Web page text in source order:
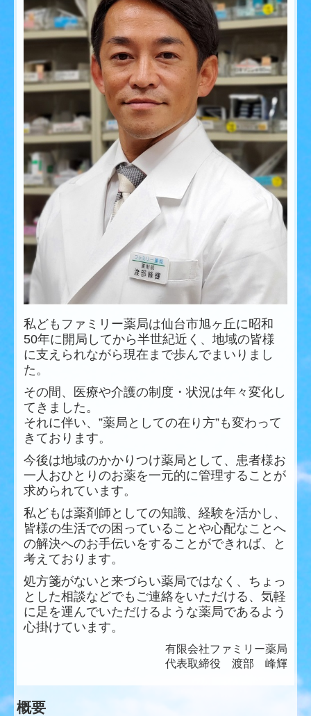
私どもファミリー薬局は仙台市旭ヶ丘に昭和
50年に開局してから半世紀近く、地域の皆様
に支えられながら現在まで歩んでまいりまし
た。
その間、医療や介護の制度・状況は年々変化し
てきました。
それに伴い、”薬局としての在り方”も変わって
きております。
今後は地域のかかりつけ薬局として、患者様お
一人おひとりのお薬を一元的に管理することが
求められています。
私どもは薬剤師としての知識、経験を活かし、
皆様の生活での困っていることや心配なことへ
の解決へのお手伝いをすることができれば、と
考えております。
処方箋がないと来づらい薬局ではなく、ちょっ
とした相談などでもご連絡をいただける、気軽
に足を運んでいただけるような薬局であるよう
心掛けています。
有限会社ファミリー薬局
代表取締役 渡部 峰輝
概要